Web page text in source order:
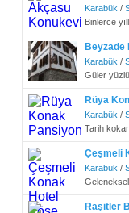
Karabük /
Binlerce
Beyzade
Karabük /
Güler
Rüya
Karabük /
Tarih
Çeşmeli
Karabük /
Raşitler